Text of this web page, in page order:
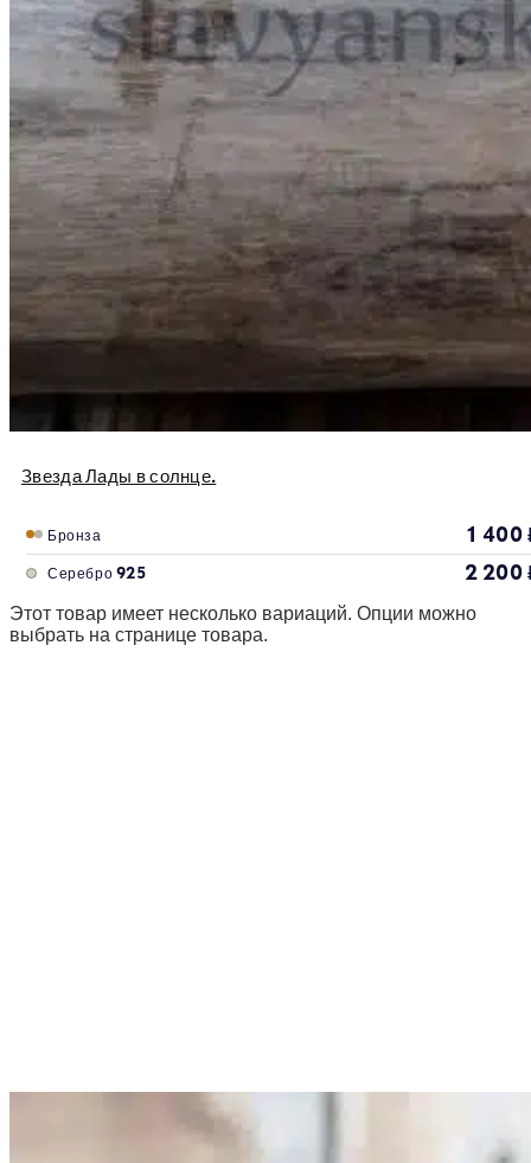
Звезда Лады в солнце.
Бронза 1 400
Серебро 925 2 200
Этот товар имеет несколько вариаций. Опции можно
выбрать на странице товара.